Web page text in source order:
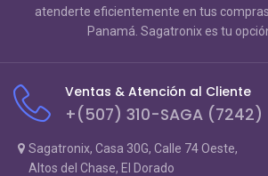
atenderte eficientemente en tus
Panamá. Sagatronix es tu
Ventas & Atención al Cliente
+(507) 310-SAGA (7242)
Sagatronix, Casa 30G, Calle 74 Oeste,
Altos del Chase, El Dorado